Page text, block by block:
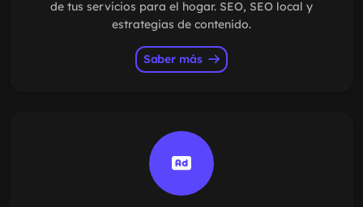
de tus servicios para el hogar. SEO, SEO local y
estrategias de contenido.
Saber más